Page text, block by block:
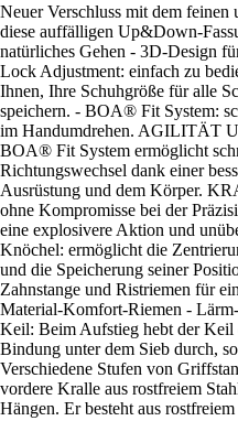
Neuer Verschluss mit dem
diese auffälligen Up&Down-
natürliches Gehen - 3D-Design
Lock Adjustment: einfach zu
Ihnen, Ihre Schuhgröße für alle
speichern. - BOA® Fit System:
im Handumdrehen. AGILITÄT
BOA® Fit System ermöglicht
Richtungswechsel dank einer
Ausrüstung und dem Körper.
ohne Kompromisse bei der
eine explosivere Aktion und
Knöchel: ermöglicht die
und die Speicherung seiner
Zahnstange und Ristriemen für
Material-Komfort-Riemen -
Keil: Beim Aufstieg hebt der Keil
Bindung unter dem Sieb durch,
Verschiedene Stufen von
vordere Kralle aus rostfreiem
Hängen. Er besteht aus